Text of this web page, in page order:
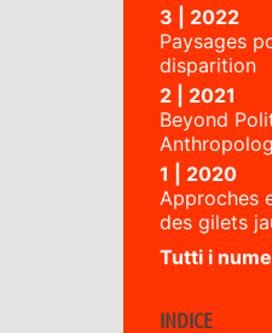
3 | 2022
Paysages
disparition
2 | 2021
Beyond
1 | 2020
Approches
des gilets
Tutti i
INDICE